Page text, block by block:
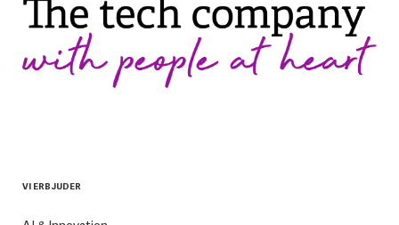
VI ERBJUDER